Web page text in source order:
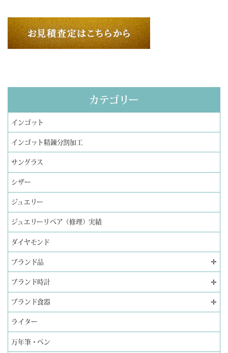
カテゴリー
インゴット
インゴット精錬分割加工
サングラス
シザー
ジュエリー
ジュエリーリペア（修理）実績
ダイヤモンド
ブランド品 ✛
ブランド時計 ✛
ブランド食器 ✛
ライター
万年筆・ペン